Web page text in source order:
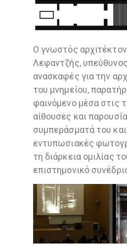
Ο γνωστός
Λεφαντζής,
ανασκαφές για την
του μνημείου,
φαινόμενο μέσα στις
αίθουσες και
συμπεράσματά του και
εντυπωσιακές
τη διάρκεια ομιλίας
επιστημονικό